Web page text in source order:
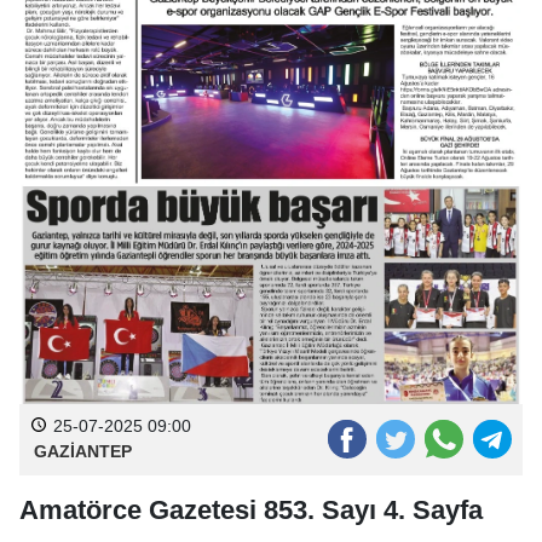
25-07-2025 09:00
GAZİANTEP
Amatörce Gazetesi 853. Sayı 4. Sayfa